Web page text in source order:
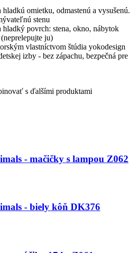
omietku, odmastenú a vysušenú.
stenu
hladký povrch: stena, okno, nábytok
ju)
vlastníctvom štúdia yokodesign
izby - bez zápachu, bezpečná pre
s ďalšími produktami
- mačičky s lampou Z062
- biely kôň DK376